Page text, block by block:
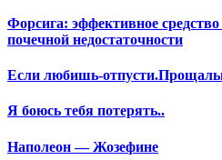
Форсига: эффективное
почечной недостаточности
Если любишь-
Я боюсь тебя потерять..
Наполеон — Жозефине